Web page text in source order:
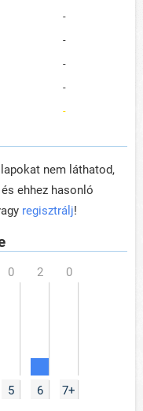
-
-
-
-
-
nem láthatod,
ehhez hasonló
regisztrálj!
5 6 7+